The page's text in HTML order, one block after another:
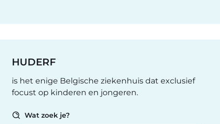
HUDERF
is het enige Belgische ziekenhuis dat exclusief
focust op kinderen en jongeren.
Wat zoek je?